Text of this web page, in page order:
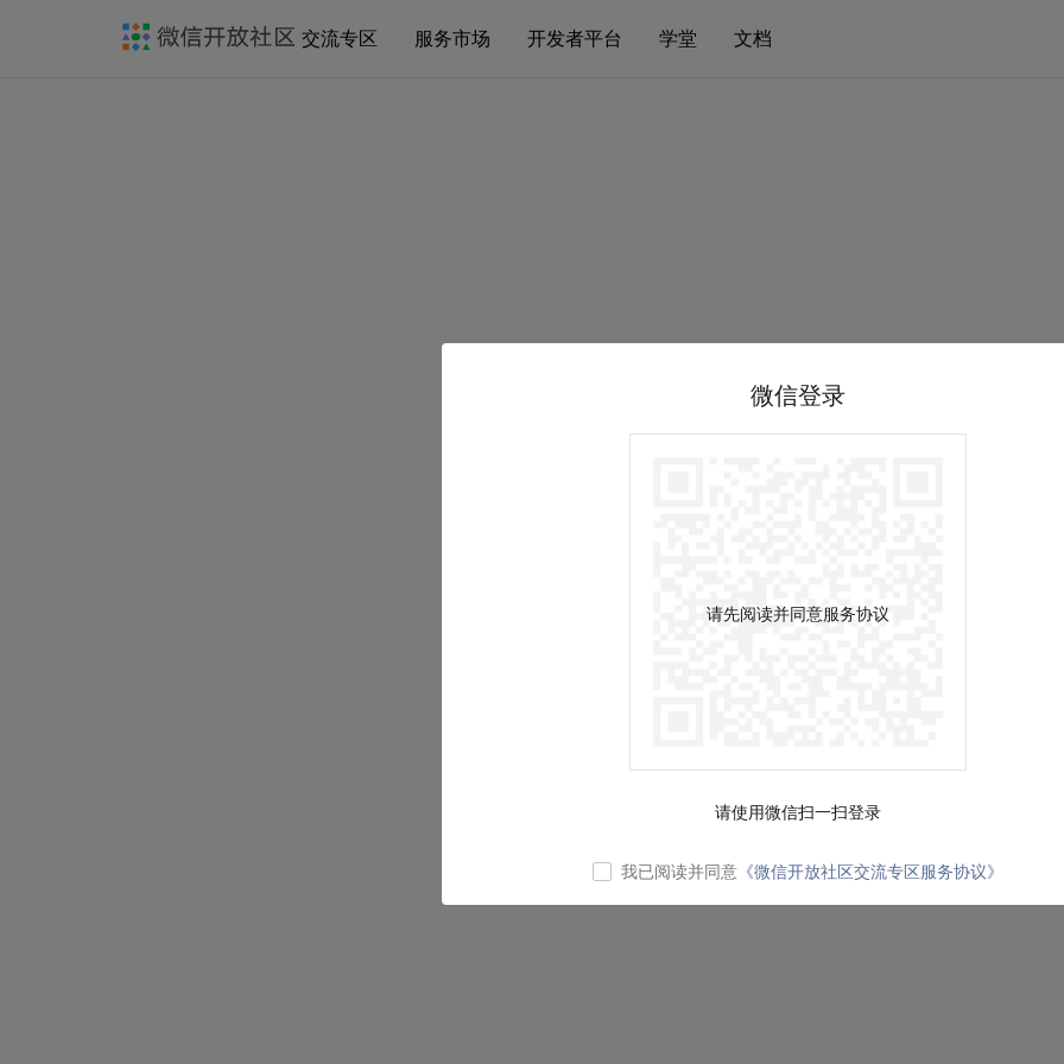
交流专区 服务市场 开发者平台 学堂 文档
微信登录
请先阅读并同意服务协议
请使用微信扫一扫登录
我已阅读并同意 《微信开放社区交流专区服务协议》